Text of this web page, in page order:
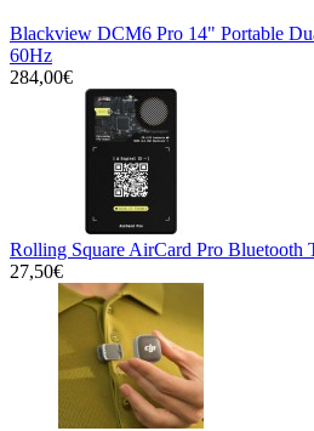
Blackview DCM6 Pro 14" Portable
60Hz
284,00€
Rolling Square AirCard Pro Bluetooth
27,50€